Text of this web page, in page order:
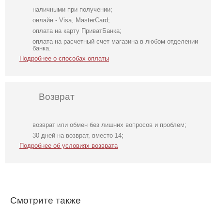
наличными при получении;
онлайн - Visa, MasterCard;
оплата на карту ПриватБанка;
оплата на расчетный счет магазина в любом отделении
банка.
Подробнее о способах оплаты
Возврат
возврат или обмен без лишних вопросов и проблем;
30 дней на возврат, вместо 14;
Подробнее об условиях возврата
Смотрите также
Изумрудное
вечернее платье
макси с
Нарядное
голубое
шелковое платье